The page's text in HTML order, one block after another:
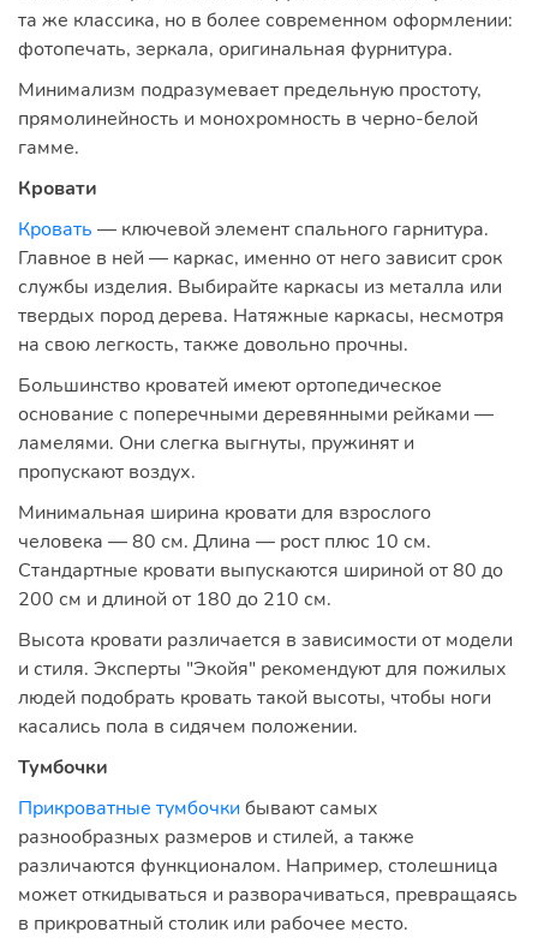
та же классика, но в более современном оформлении:
фотопечать, зеркала, оригинальная фурнитура.
Минимализм подразумевает предельную простоту,
прямолинейность и монохромность в черно-белой
гамме.
Кровати
Кровать — ключевой элемент спального гарнитура.
Главное в ней — каркас, именно от него зависит срок
службы изделия. Выбирайте каркасы из металла или
твердых пород дерева. Натяжные каркасы, несмотря
на свою легкость, также довольно прочны.
Большинство кроватей имеют ортопедическое
основание с поперечными деревянными рейками —
ламелями. Они слегка выгнуты, пружинят и
пропускают воздух.
Минимальная ширина кровати для взрослого
человека — 80 см. Длина — рост плюс 10 см.
Стандартные кровати выпускаются шириной от 80 до
200 см и длиной от 180 до 210 см.
Высота кровати различается в зависимости от модели
и стиля. Эксперты "Экойя" рекомендуют для пожилых
людей подобрать кровать такой высоты, чтобы ноги
касались пола в сидячем положении.
Тумбочки
Прикроватные тумбочки бывают самых
разнообразных размеров и стилей, а также
различаются функционалом. Например, столешница
может откидываться и разворачиваться, превращаясь
в прикроватный столик или рабочее место.